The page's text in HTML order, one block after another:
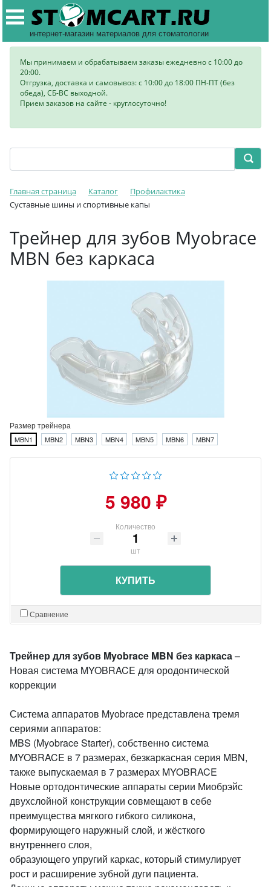
интернет-магазин материалов для стоматологии
Мы принимаем и обрабатываем заказы ежедневно с 10:00 до
20:00.
Отгрузка, доставка и самовывоз: с 10:00 до 18:00 ПН-ПТ (без
обеда), СБ-ВС выходной.
Прием заказов на сайте - круглосуточно!
Главная страница Каталог
Профилактика
Суставные шины и спортивные капы
Трейнер для зубов Myobrace
MBN без каркаса
Размер трейнера
MBN1 MBN2 MBN3 MBN4 MBN5 MBN6 MBN7
5 980 ₽
Количество
шт
КУПИТЬ
Сравнение
Трейнер для зубов Myobrace MBN без каркаса–
Новая система MYOBRACE для ородонтической
коррекции
Система аппаратов Myobrace представлена тремя
сериями аппаратов:
MBS (Myobrace Starter), собственно система
MYOBRACE в 7 размерах, безкаркасная серия MBN,
также выпускаемая в 7 размерах MYOBRACE
Новые ортодонтические аппараты серии Миобрэйс
двухслойной конструкции совмещают в себе
преимущества мягкого гибкого силикона,
формирующего наружный слой, и жёсткого
внутреннего слоя,
образующего упругий каркас, который стимулирует
рост и расширение зубной дуги пациента.